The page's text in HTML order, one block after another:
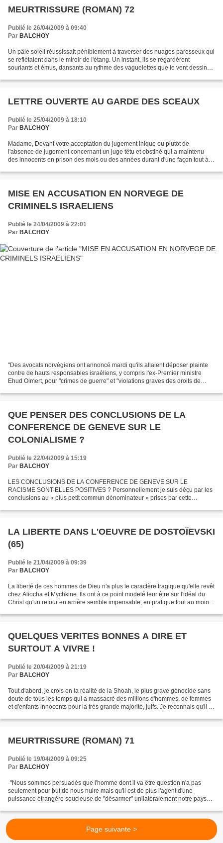
MEURTRISSURE (ROMAN) 72
Publié le 26/04/2009 à 09:40
Par BALCHOY
Un pâle soleil réussissait péniblement à traverser des nuages paresseux qui
se reflétaient dans le miroir de l'étang. Un instant, ils se regardèrent
souriants et émus, dansants au rythme des vaguelettes que le vent dessinait
LETTRE OUVERTE AU GARDE DES SCEAUX
Publié le 25/04/2009 à 18:10
Par BALCHOY
Madame, Devant votre acceptation du jugement inique ou plutôt de
l'absence de jugement concernant un juge têtu et obstiné qui a maintenu
des innocents en prison des mois ou des années durant d'une façon tout à
MISE EN ACCUSATION EN NORVEGE DE
CRIMINELS ISRAELIENS
Publié le 24/04/2009 à 22:01
Par BALCHOY
"Des avocats norvégiens ont annoncé mardi qu'ils allaient déposer plainte
contre de hauts responsables israéliens, y compris l'ex-Premier ministre
Ehud Olmert, pour "crimes de guerre" et "violations graves des droits de
QUE PENSER DES CONCLUSIONS DE LA
CONFERENCE DE GENEVE SUR LE
COLONIALISME ?
Publié le 22/04/2009 à 15:19
Par BALCHOY
LES CONCLUSIONS DE LA CONFERENCE DE GENEVE SUR LE
RACISME SONT-ELLES POSITIVES ? Personnellement je suis déçu par les
conclusions au « plus petit commun dénominateur » prises par cette
LA LIBERTE DANS L'OEUVRE DE DOSTOÏEVSKI
(65)
Publié le 21/04/2009 à 09:39
Par BALCHOY
La liberté de ces hommes de Dieu n'a plus le caractère tragique qu'elle revêt
chez Aliocha et Mychkine. Ils ont à ce point modelé leur être sur l'idéal du
Christ qu'un retour en arrière semble impensable, en pratique tout au moins.
QUELQUES VERITES BONNES A DIRE ET
SURTOUT A VIVRE !
Publié le 20/04/2009 à 21:19
Par BALCHOY
Tout d'abord, je crois en la réalité de la Shoah, le plus grave génocide sans
doute de tous les temps qui a massacré des millions d'hommes, de femmes
et d'enfants innocents pour la très grande majorité, juifs. Je reconnais qu'il y
MEURTRISSURE (ROMAN) 71
Publié le 19/04/2009 à 09:25
Par BALCHOY
-"Nous sommes persuadés que l'homme dont il va être question n'a pas
seulement pour but de nous nuire mais qu'il est de plus l'agent d'une
puissance étrangère soucieuse de "désarmer" unilatéralement notre pays
Page suivante >